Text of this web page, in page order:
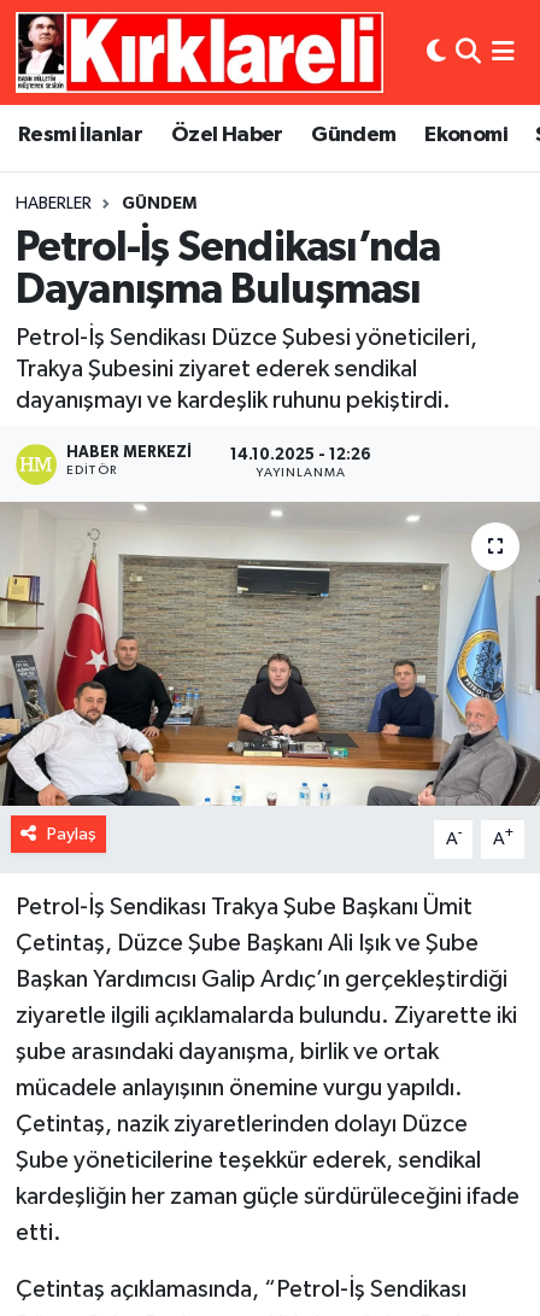
Resmi İlanlar Özel Haber Gündem Ekonomi
HABERLER GÜNDEM
Petrol-İş Sendikası’nda
Dayanışma Buluşması
Petrol-İş Sendikası Düzce Şubesi yöneticileri,
Trakya Şubesini ziyaret ederek sendikal
dayanışmayı ve kardeşlik ruhunu pekiştirdi.
HABER MERKEZI
EDITÖR
14.10.2025 - 12:26
YAYINLANMA
Paylaş A- A+
Petrol-İş Sendikası Trakya Şube Başkanı Ümit
Çetintaş, Düzce Şube Başkanı Ali Işık ve Şube
Başkan Yardımcısı Galip Ardıç’ın gerçekleştirdiği
ziyaretle ilgili açıklamalarda bulundu. Ziyarette iki
şube arasındaki dayanışma, birlik ve ortak
mücadele anlayışının önemine vurgu yapıldı.
Çetintaş, nazik ziyaretlerinden dolayı Düzce
Şube yöneticilerine teşekkür ederek, sendikal
kardeşliğin her zaman güçle sürdürüleceğini ifade
etti.
Çetintaş açıklamasında, “Petrol-İş Sendikası
Resmi İlanlar
Gündem
Siyaset
Spor
Asayiş
Dünya
Kültür Sanat
Magazin
Medya
Künye
Gizlilik Sözleşmesi
Merkez Nöbetçi Eczaneler
Merkez Trafik Yoğunluk Haritası
Süper Lig Puan Durumu ve Fikstür
Tüm Manşetler
Son Dakika Haberleri
Haber Arşivi